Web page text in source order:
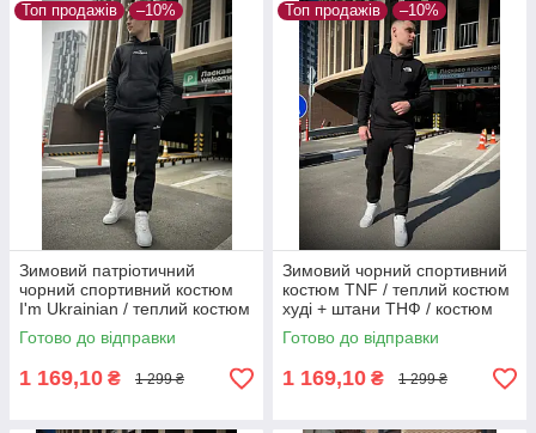
Топ продажів –10%
Зимовий патріотичний
чорний спортивний костюм
I'm Ukrainian / теплий костюм
худі + штани Я Українець
Готово до відправки
1 169,10 ₴ 1 299 ₴
Топ продажів –10%
Зимовий чорний спортивний
костюм TNF / теплий костюм
худі + штани ТНФ / костюм
чорного кольору The North
Face
Готово до відправки
1 169,10 ₴ 1 299 ₴